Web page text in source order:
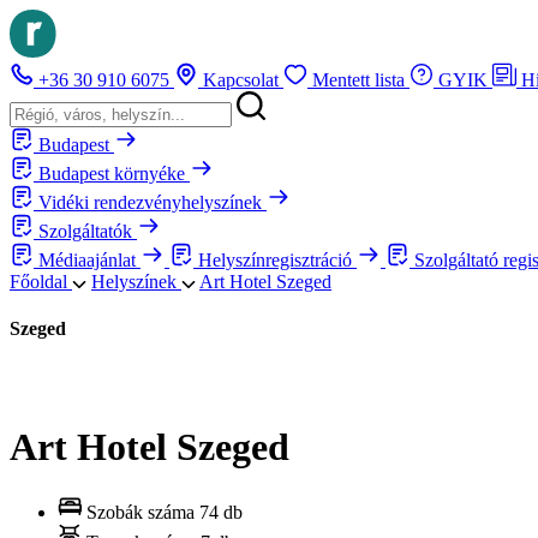
+36 30 910 6075 Kapcsolat Mentett lista GYIK
Budapest
Budapest környéke
Vidéki rendezvényhelyszínek
Szolgáltatók
Médiaajánlat
Helyszínregisztráció Szolgáltató
Főoldal
Helyszínek Art Hotel Szeged
Szeged
Art Hotel Szeged
Szobák száma 74 db